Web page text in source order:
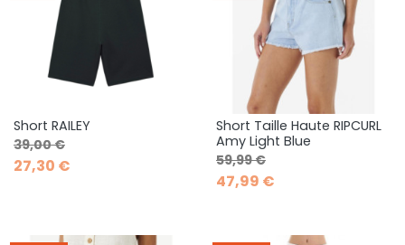
Short RAILEY
Prix de base
39,00 €Prix
27,30 €
Short Taille Haute RIPCURL
Amy Light Blue
Prix de base
59,99 €Prix
47,99 €